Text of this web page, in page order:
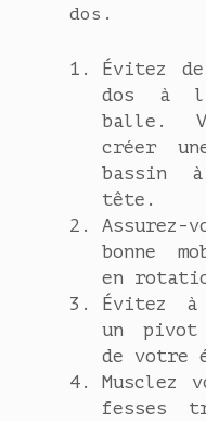
dos.
Évitez
dos à
balle.
créer
bassin
tête.
bonne
en
Évitez
un pivot
de votre
Musclez
fesses